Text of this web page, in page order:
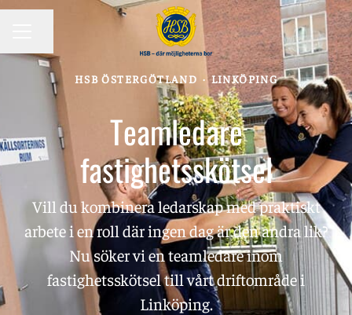
HSB ÖSTERGÖTLAND · LINKÖPING
Teamledare
fastighetsskötsel
Vill du kombinera ledarskap med praktiskt
arbete i en roll där ingen dag är den andra lik?
Nu söker vi en teamledare inom
fastighetsskötsel till vårt driftområde i
Linköping.